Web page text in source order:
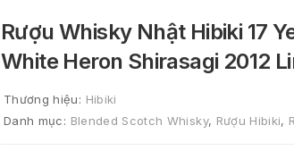
Rượu Whisky Nhật Hibiki 17
White Heron Shirasagi 2012
Thương hiệu: Hibiki
Danh mục: Blended Scotch Whisky, Rượu Hibiki,